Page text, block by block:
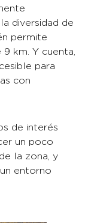
diversidad de
permite
km. Y cuenta,
para
con
de interés
un poco
la zona, y
entorno